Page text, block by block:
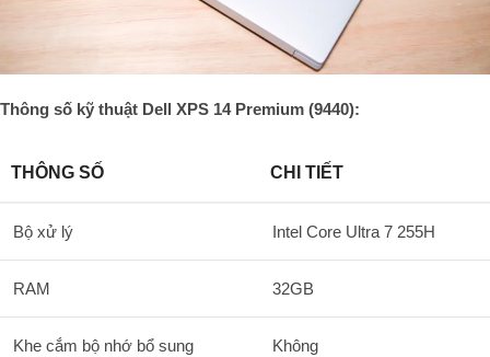
Thông số kỹ thuật Dell XPS 14 Premium (9440):
THÔNG SỐ CHI TIẾT
Bộ xử lý Intel Core Ultra 7 255H
RAM 32GB
Khe cắm bộ nhớ bổ sung Không